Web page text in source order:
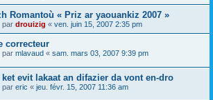
Romantoù « Priz ar yaouankiz 2007 »
par drouizig « ven. juin 15, 2007 2:35 pm
correcteur
par mlavaud « sam. mars 03, 2007 9:39 pm
evit lakaat an difazier da vont en-dro
par eric « jeu. févr. 15, 2007 11:36 am